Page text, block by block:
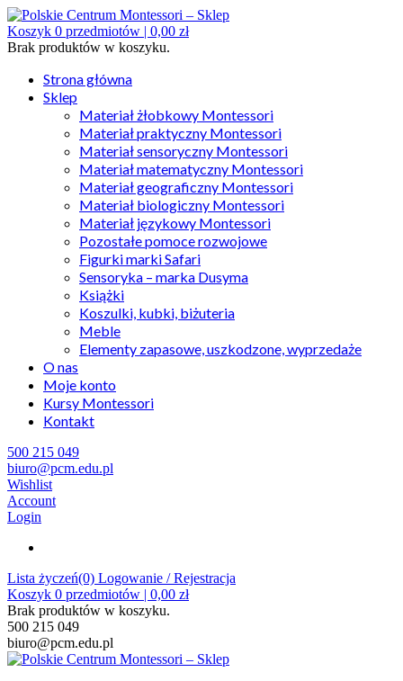
Koszyk 0 przedmiotów | 0,00 zł
Brak produktów w koszyku.
Strona główna
Sklep
Materiał żłobkowy Montessori
Materiał praktyczny Montessori
Materiał sensoryczny Montessori
Materiał matematyczny Montessori
Materiał geograficzny Montessori
Materiał biologiczny Montessori
Materiał językowy Montessori
Pozostałe pomoce rozwojowe
Figurki marki Safari
Sensoryka – marka Dusyma
Książki
Koszulki, kubki, biżuteria
Meble
Elementy zapasowe, uszkodzone, wyprzedaże
O nas
Moje konto
Kursy Montessori
Kontakt
500 215 049
biuro@pcm.edu.pl
Wishlist
Account
Login
Lista życzeń(0) Logowanie / Rejestracja
Koszyk 0 przedmiotów | 0,00 zł
Brak produktów w koszyku.
500 215 049
biuro@pcm.edu.pl